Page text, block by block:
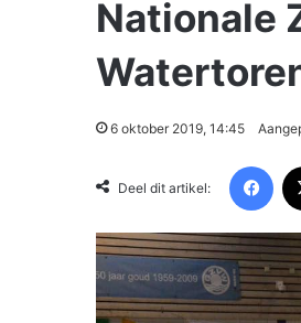
Nationale
6 oktober 2019, 14:45
Deel dit artikel: